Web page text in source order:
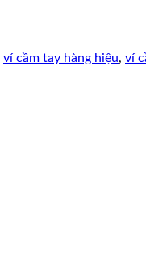
ví cầm tay hàng hiệu, ví